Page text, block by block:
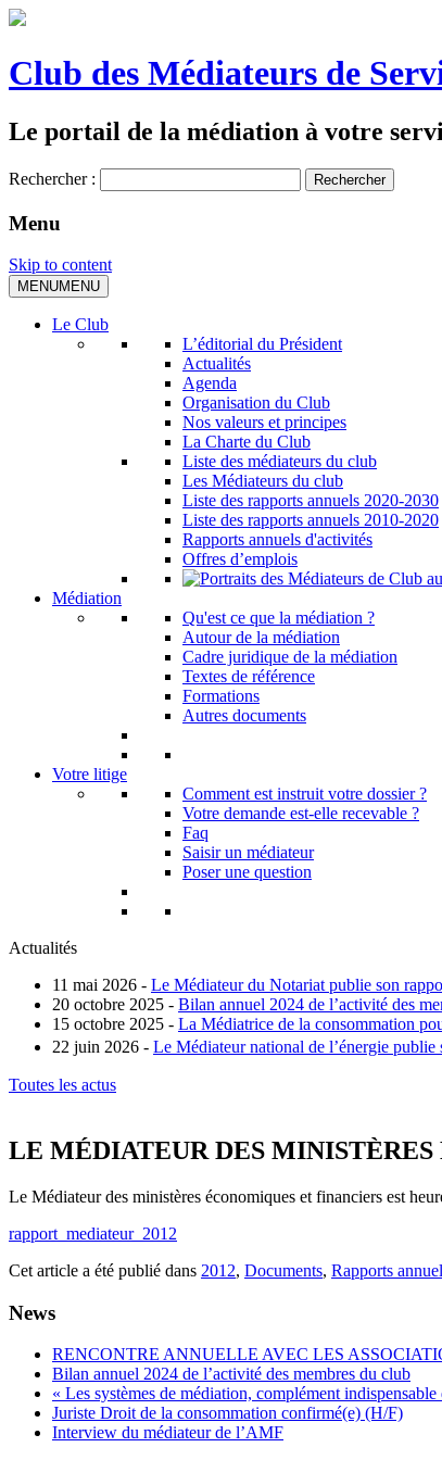
Club des Médiateurs de
Le portail de la médiation à votre
Rechercher :
Menu
Skip to content
MENUMENU
Le Club
L’éditorial du Président
Actualités
Agenda
Organisation du Club
Nos valeurs et principes
La Charte du Club
Liste des médiateurs du club
Les Médiateurs du club
Liste des rapports annuels 2020-2030
Liste des rapports annuels 2010-2020
Rapports annuels d'activités
Offres d’emplois
Médiation
Qu'est ce que la médiation ?
Autour de la médiation
Cadre juridique de la médiation
Textes de référence
Formations
Autres documents
Votre litige
Comment est instruit votre dossier ?
Votre demande est-elle recevable ?
Faq
Saisir un médiateur
Poser une question
Actualités
11 mai 2026 - Le Médiateur du Notariat publie son
20 octobre 2025 - Bilan annuel 2024 de l’activité des
15 octobre 2025 - La Médiatrice de la consommation
22 juin 2026 - Le Médiateur national de l’énergie
Toutes les actus
LE MÉDIATEUR DES
Le Médiateur des ministères économiques et financiers est
rapport_mediateur_2012
Cet article a été publié dans 2012, Documents, Rapports
News
RENCONTRE ANNUELLE AVEC LES
Bilan annuel 2024 de l’activité des membres du club
« Les systèmes de médiation, complément
Juriste Droit de la consommation confirmé(e) (H/F)
Interview du médiateur de l’AMF